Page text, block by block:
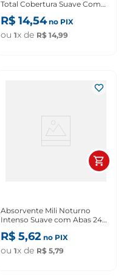
Total Cobertura Suave Com
Abas 32 Unidades.
R$ 14,54no PIX
ou 1x de R$ 14,99
Absorvente Mili Noturno
Intenso Suave com Abas 24
Unidades
R$ 5,62 no PIX
ou 1x de R$ 5,79